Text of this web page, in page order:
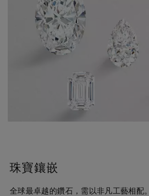
珠寶鑲嵌
全球最卓越的鑽石，需以非凡工藝相配。